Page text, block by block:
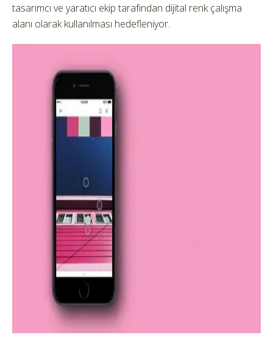
tasarımcı ve yaratıcı ekip tarafından dijital renk çalışma
alanı olarak kullanılması hedefleniyor.